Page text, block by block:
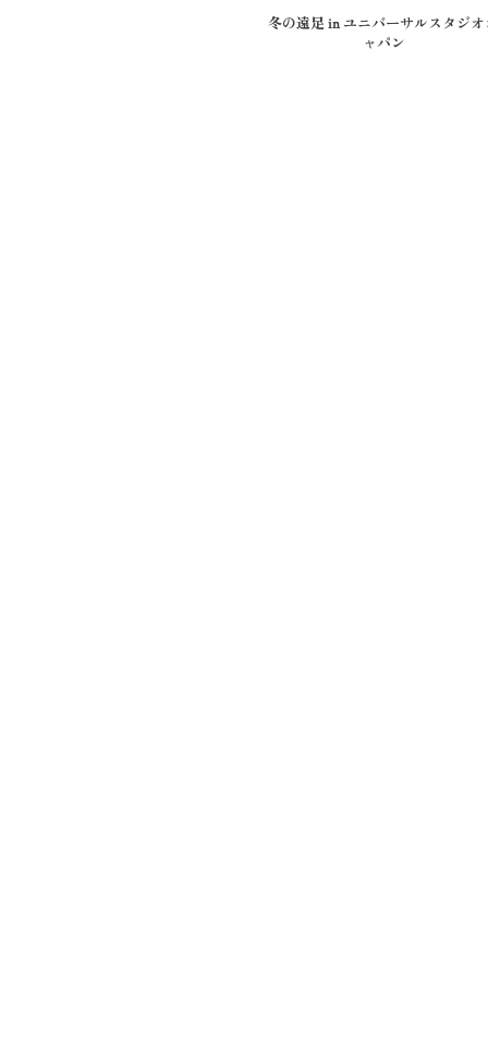
冬の遠足 in ユニバーサルスタジオ
ャパン